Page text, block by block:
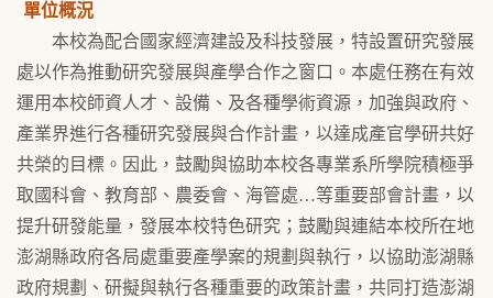
單位概況
本校為配合國家經濟建設及科技發展，特設置研究發展
處以作為推動研究發展與產學合作之窗口。本處任務在有效
運用本校師資人才、設備、及各種學術資源，加強與政府、
產業界進行各種研究發展與合作計畫，以達成產官學研共好
共榮的目標。因此，鼓勵與協助本校各專業系所學院積極爭
取國科會、教育部、農委會、海管處…等重要部會計畫，以
提升研發能量，發展本校特色研究；鼓勵與連結本校所在地
澎湖縣政府各局處重要產學案的規劃與執行，以協助澎湖縣
政府規劃、研擬與執行各種重要的政策計畫，共同打造澎湖